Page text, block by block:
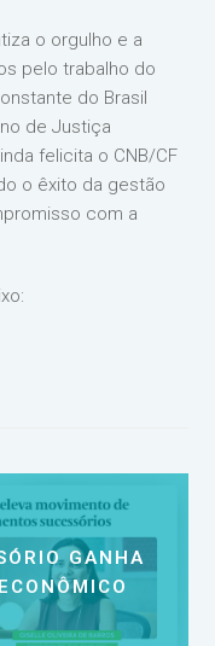
o orgulho e a
pelo trabalho do
do Brasil
de Justiça
felicita o CNB/CF
o êxito da gestão
com a
GANHA